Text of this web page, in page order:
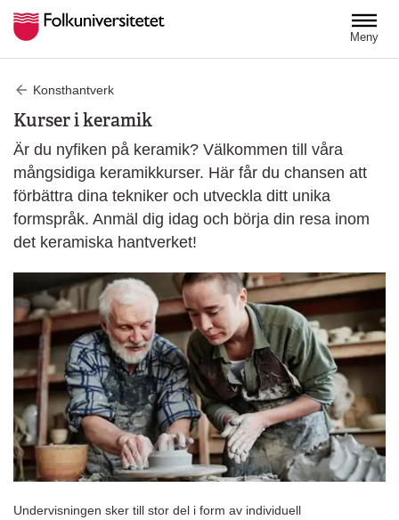
Meny
Konsthantverk
Kurser i keramik
Är du nyfiken på keramik? Välkommen till våra
mångsidiga keramikkurser. Här får du chansen att
förbättra dina tekniker och utveckla ditt unika
formspråk. Anmäl dig idag och börja din resa inom
det keramiska hantverket!
Undervisningen sker till stor del i form av individuell